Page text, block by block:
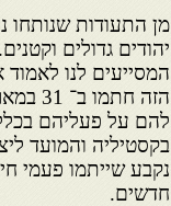
מן התעודות שנותחו
יהודים גדולים
המסייעים לנו
נקבע שייתמו פעמי
חדשים.